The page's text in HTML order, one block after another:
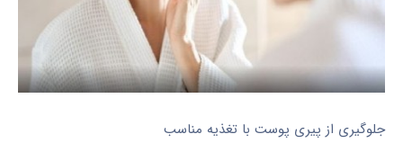
جلوگیری از پیری پوست با تغذیه مناسب